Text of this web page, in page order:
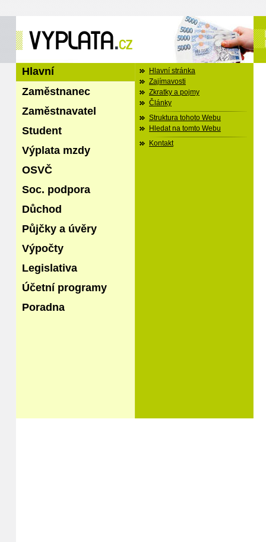
Hlavní
Zaměstnanec
Zaměstnavatel
Student
Výplata mzdy
OSVČ
Soc. podpora
Důchod
Půjčky a úvěry
Výpočty
Legislativa
Účetní programy
Poradna
Hlavní stránka
Zajímavosti
Zkratky a pojmy
Články
Struktura tohoto Webu
Hledat na tomto Webu
Kontakt